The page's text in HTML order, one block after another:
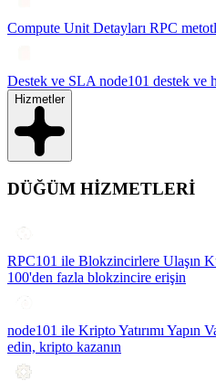
Compute Unit Detayları RPC
Destek ve SLA node101 destek ve
Hizmetler
DÜĞÜM HİZMETLERİ
RPC101 ile Blokzincirlere Ulaşın
100'den fazla blokzincire erişin
node101 ile Kripto Yatırımı Yapın
edin, kripto kazanın